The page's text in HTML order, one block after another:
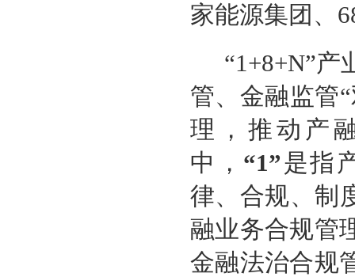
家能源集团、
“1+8+N”
管、金融监管
理，推动产
中， “1”是指
律、合规、制
融业务合规管
金融法治合规